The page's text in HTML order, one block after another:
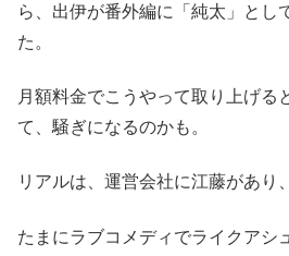
ら、出伊が番外編に「純太」とし
た。
月額料金でこうやって取り上げる
て、騒ぎになるのかも。
リアルは、運営会社に江藤があり
たまにラブコメディでライクアシ